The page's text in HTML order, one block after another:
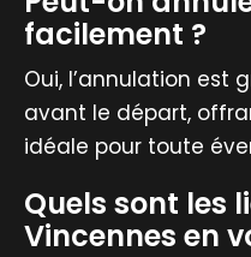
facilement ?
Oui, l’annulation est
avant le départ,
idéale pour toute
Quels sont les
Vincennes en